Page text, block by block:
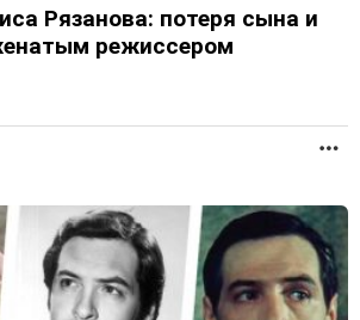
Рязанова: потеря сына и
режиссером